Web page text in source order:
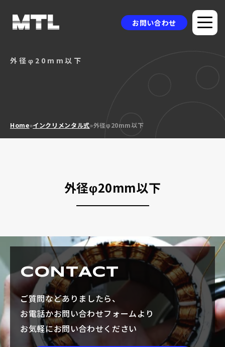
お問い合わせ
企業情報
採用情報
お電話でのお問い合わせ
外径φ20mm以下
Home»インクリメンタル式»外径φ20mm以下
外径φ20mm以下
CONTACT
ご質問などありましたら、
お電話かお問い合わせフォームより
お気軽にお問い合わせください